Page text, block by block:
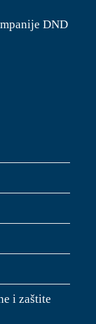
DND
i zaštite